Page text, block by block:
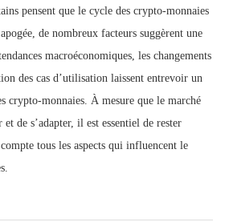
pensent que le cycle des crypto-monnaies
de nombreux facteurs suggèrent une
macroéconomiques, les changements
des cas d’utilisation laissent entrevoir un
crypto-monnaies. À mesure que le marché
de s’adapter, il est essentiel de rester
tous les aspects qui influencent le